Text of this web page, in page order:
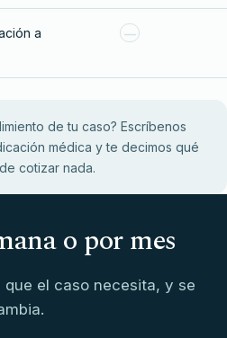
a
—
de tu caso? Escríbenos
médica y te decimos qué
cotizar nada.
o por mes
el caso necesita, y se